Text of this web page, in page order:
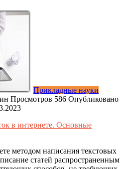
Прикладные науки
Просмотров 586 Опубликовано
в интернете. Основные
методом написания текстовых
распространенным